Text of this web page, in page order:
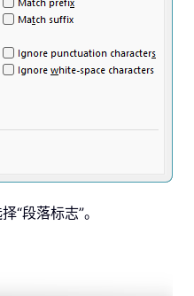
“段落标志”。